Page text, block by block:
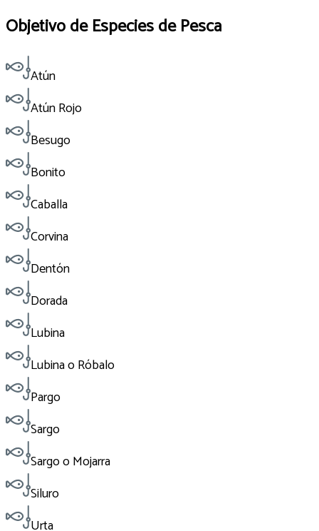
Objetivo de Especies de Pesca
Atún
Atún Rojo
Besugo
Bonito
Caballa
Corvina
Dentón
Dorada
Lubina
Lubina o Róbalo
Pargo
Sargo
Sargo o Mojarra
Siluro
Urta